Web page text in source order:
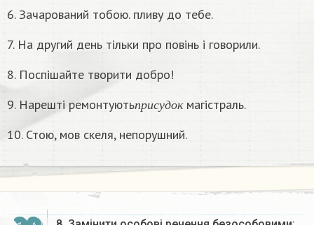
6. Зачарований тобою. пливу до тебе.
7. На другий день тільки про повінь і говорили.
8. Поспішайте творити добро!
9. Нарешті ремонтуютьп р и с у д о к
уд
магістраль.
10. Стою, мов скеля, непорушний.